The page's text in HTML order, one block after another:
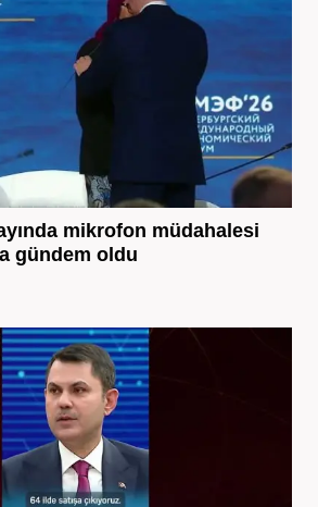
mikrofon müdahalesi
gündem oldu